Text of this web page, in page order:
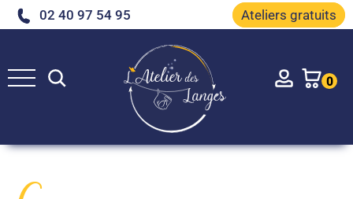
02 40 97 54 95 Ateliers gratuits
Rechercher Account
0